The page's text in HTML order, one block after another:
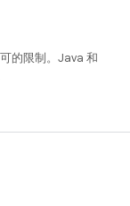
的限制。Java 和